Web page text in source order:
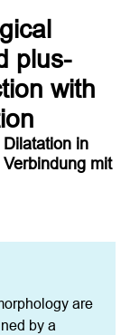
plus-
with
in
mit
are
by a